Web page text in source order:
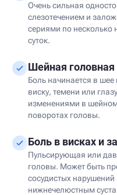
Очень сильная
слезотечением и
сериями по несколько
суток.
Шейная головная
Боль начинается в
виску, темени или
изменениями в шейном
поворотах головы.
Боль в висках и
Пульсирующая или
головы. Может быть
сосудистых
нижнечелюстным